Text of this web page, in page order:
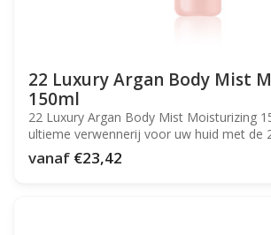
22 Luxury Argan Body Mist
150ml
22 Luxury Argan Body Mist Moisturizing
ultieme verwennerij voor uw huid met de
vanaf €23,42